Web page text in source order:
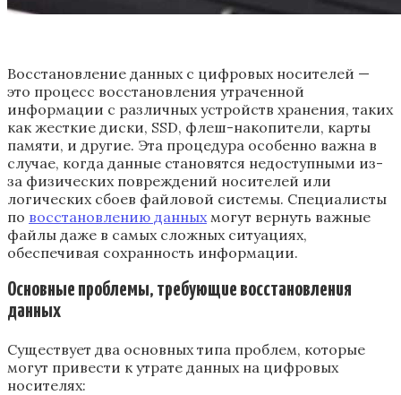
Восстановление данных с цифровых носителей —
это процесс восстановления утраченной
информации с различных устройств хранения, таких
как жесткие диски, SSD, флеш-накопители, карты
памяти, и другие. Эта процедура особенно важна в
случае, когда данные становятся недоступными из-
за физических повреждений носителей или
логических сбоев файловой системы. Специалисты
по восстановлению данных могут вернуть важные
файлы даже в самых сложных ситуациях,
обеспечивая сохранность информации.
Основные проблемы, требующие восстановления
данных
Существует два основных типа проблем, которые
могут привести к утрате данных на цифровых
носителях: